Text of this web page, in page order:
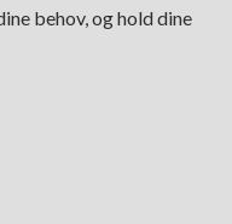
behov, og hold dine